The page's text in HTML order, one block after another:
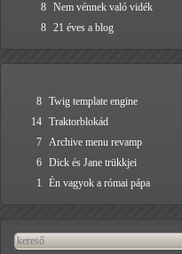
8 Nem vénnek való vidék
8 21 éves a blog
8 Twig template engine
14 Traktorblokád
7 Archive menu revamp
6 Dick és Jane trükkjei
1
Én vagyok a római pápa